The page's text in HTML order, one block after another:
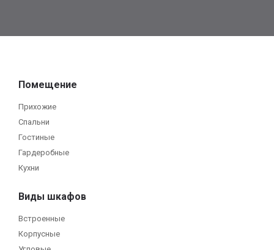
Помещение
Прихожие
Спальни
Гостиные
Гардеробные
Кухни
Виды шкафов
Встроенные
Корпусные